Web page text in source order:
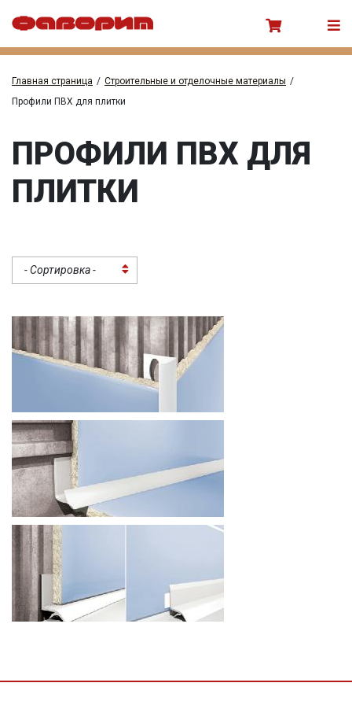
Главная страница / Строительные и отделочные материалы /
Профили ПВХ для плитки
ПРОФИЛИ ПВХ ДЛЯ
ПЛИТКИ
- Сортировка -
ВНЕШНИЙ ПРОФИЛЬ
ВНУТРЕННИЙ ПРОФИЛЬ
ПРОФИЛИ ДЛЯ ВАННОЙ